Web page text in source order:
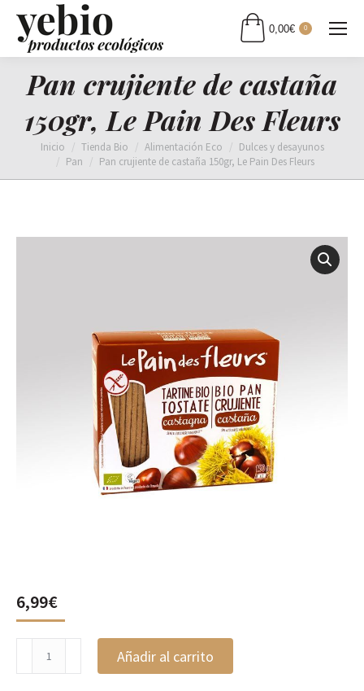
0,00€ 0
Pan crujiente de castaña
150gr, Le Pain Des Fleurs
Estás aquí:
Inicio Tienda Bio Alimentación Eco
Dulces y desayunos
Pan
Pan crujiente de castaña 150gr, Le Pain Des Fleurs
6,99€
crujiente
de
Añadir al carrito